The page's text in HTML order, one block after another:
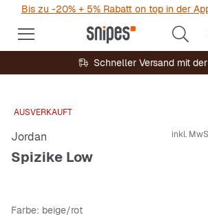
Bis zu -20% + 5% Rabatt on top in der
Schneller Versand mit
AUSVERKAUFT
Jordan
Spizike Low
inkl.
Farbe: beige/rot